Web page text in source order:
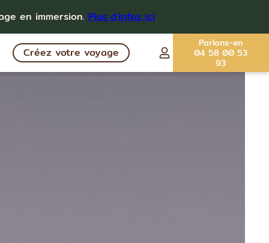
en immersion. Plus d'infos ici
Créez votre voyage
Parlons-en
04 58 00 53
93